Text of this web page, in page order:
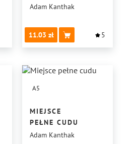
Adam Kanthak
11.03 5
A5
MIEJSCE
PEŁNE CUDU
Adam Kanthak